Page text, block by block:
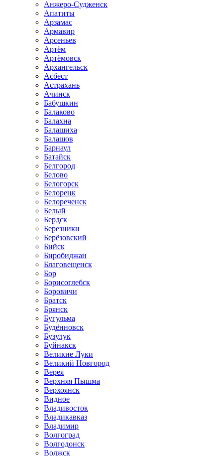
Анжеро-Судженск
Апатиты
Арзамас
Армавир
Арсеньев
Артём
Артёмовск
Архангельск
Асбест
Астрахань
Ачинск
Бабушкин
Балаково
Балахна
Балашиха
Балашов
Барнаул
Батайск
Белгород
Белово
Белогорск
Белорецк
Белореченск
Белый
Бердск
Березники
Берёзовский
Бийск
Биробиджан
Благовещенск
Бор
Борисоглебск
Боровичи
Братск
Брянск
Бугульма
Будённовск
Бузулук
Буйнакск
Великие Луки
Великий Новгород
Верея
Верхняя Пышма
Верхоянск
Видное
Владивосток
Владикавказ
Владимир
Волгоград
Волгодонск
Волжск